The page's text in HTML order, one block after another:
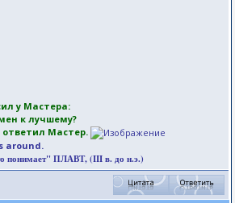
у Мастера:
к лучшему?
ответил Мастер.
around.
понимает" ПЛАВТ, (III в. до н.э.)